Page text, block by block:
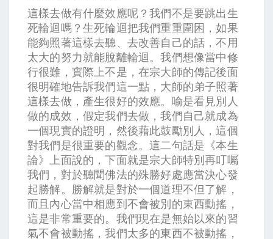
這樣去做有什麼效應呢？我們不是要跳出生
死輪迴嗎？生死輪迴把我們重重圍困，如果
能夠照著這樣去聽、去改善自己的話，不用
太大的努力就能脫離輪迴。我們想像當中修
行很難，實際上不是，在宗大師的傳記後面
很明確地告訴我們這一點，大師的弟子照著
這樣去做，產生很好的效應。喻是看見別人
做的成效，假定我們去做，我們自己就成為
一個現實的證明，然後藉此鼓勵別人，這個
對我們是很重要的觀念。這二句話是《本生
論》上面說的，下面就是宗大師特別再叮囑
我們，對於聽聞佛法的殊勝好處應當決心發
起勝解。勝解就是對於一個道理不但了解，
而且內心當中相應到不會被別的東西動搖，
這是非常重要的。我們現在是無始以來的習
氣不會被動搖，我們太多的東西不被動搖，